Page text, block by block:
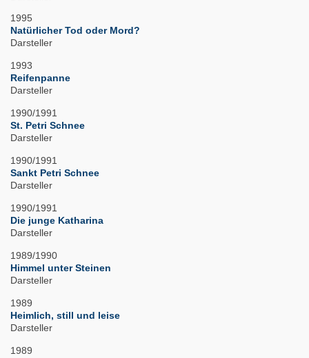
1995
Natürlicher Tod oder Mord?
Darsteller
1993
Reifenpanne
Darsteller
1990/1991
St. Petri Schnee
Darsteller
1990/1991
Sankt Petri Schnee
Darsteller
1990/1991
Die junge Katharina
Darsteller
1989/1990
Himmel unter Steinen
Darsteller
1989
Heimlich, still und leise
Darsteller
1989